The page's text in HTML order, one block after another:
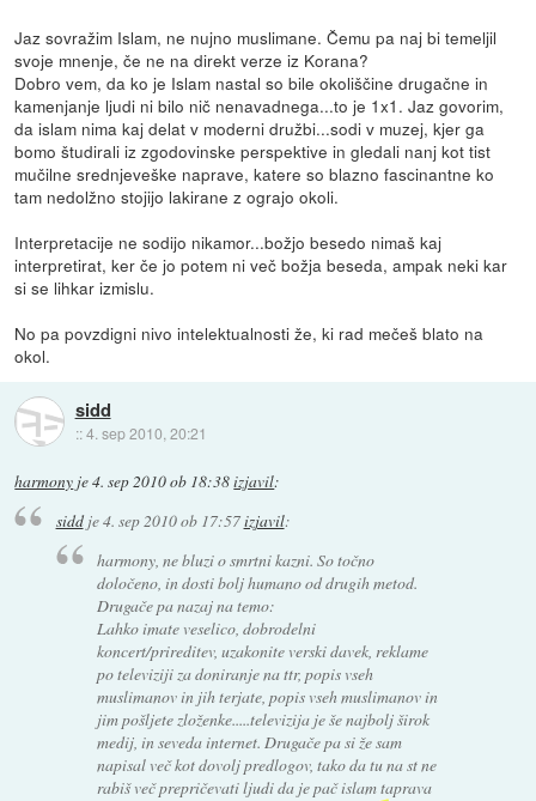
Jaz sovražim Islam, ne nujno muslimane. Čemu pa naj bi temeljil
svoje mnenje, če ne na direkt verze iz Korana?
Dobro vem, da ko je Islam nastal so bile okoliščine drugačne in
kamenjanje ljudi ni bilo nič nenavadnega...to je 1x1. Jaz govorim,
da islam nima kaj delat v moderni družbi...sodi v muzej, kjer ga
bomo študirali iz zgodovinske perspektive in gledali nanj kot tist
mučilne srednjeveške naprave, katere so blazno fascinantne ko
tam nedolžno stojijo lakirane z ograjo okoli.
Interpretacije ne sodijo nikamor...božjo besedo nimaš kaj
interpretirat, ker če jo potem ni več božja beseda, ampak neki kar
si se lihkar izmislu.
No pa povzdigni nivo intelektualnosti že, ki rad mečeš blato na
okol.
sidd
::4. sep 2010, 20:21
harmony je4. sep 2010 ob 18:38izjavil:
siddje4. sep 2010 ob 17:57izjavil:
harmony, ne bluzi o smrtni kazni. So točno
določeno, in dosti bolj humano od drugih metod.
Drugače pa nazaj na temo:
Lahko imate veselico, dobrodelni
koncert/prireditev, uzakonite verski davek, reklame
po televiziji za doniranje na ttr, popis vseh
muslimanov in jih terjate, popis vseh muslimanov in
jim pošljete zloženke.....televizija je še najbolj širok
medij, in seveda internet. Drugače pa si že sam
napisal več kot dovolj predlogov, tako da tu na st ne
rabiš več prepričevati ljudi da je pač islam taprava